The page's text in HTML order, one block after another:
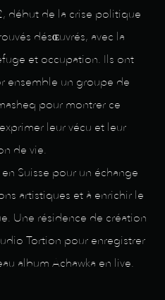
début de la crise politique
désɶuvrés, avec la
et occupation. Ils ont
ensemble un groupe de
pour montrer ce
leur vécu et leur
de vie.
Suisse pour un échange
artistiques et à enrichir le
Une résidence de création
Tortion pour enregistrer
album Achawka en live.